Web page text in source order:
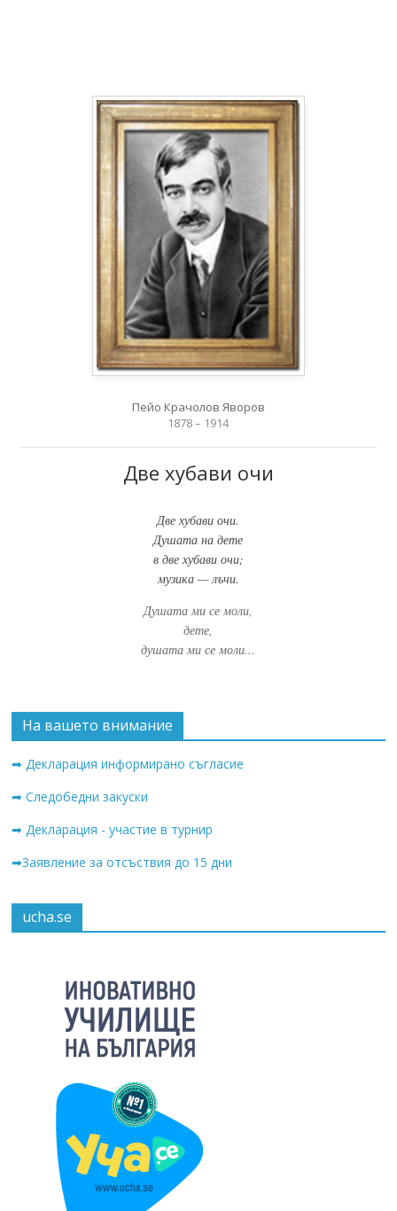
Пейо Крачолов Яворов
1878 – 1914
Две хубави очи
Две хубави очи.
Душата на дете
в две хубави очи;
музика — лъчи.
Душата ми се моли,
дете,
душата ми се моли...
На вашето внимание
➡ Декларация информирано съгласие
➡ Следобедни закуски
➡ Декларация - участие в турнир
➡Заявление за отсъствия до 15 дни
ucha.se